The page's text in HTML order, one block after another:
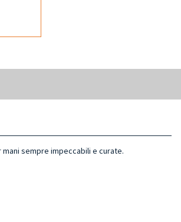
mani sempre impeccabili e curate.